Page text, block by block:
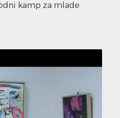
kamp za mlade